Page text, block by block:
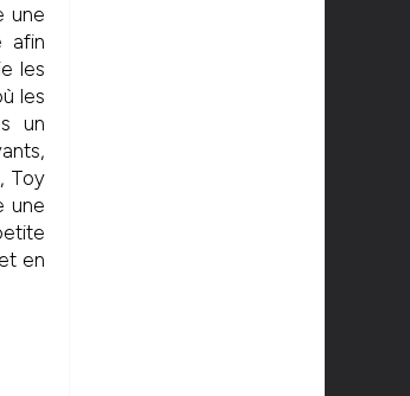
une
afin
les
les
un
Toy
une
en